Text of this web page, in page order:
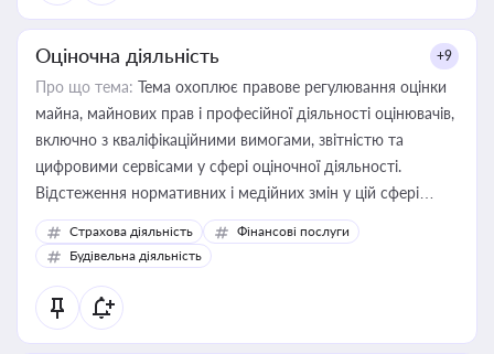
Оціночна діяльність +9
Про що тема: Тема охоплює правове регулювання оцінки
майна, майнових прав і професійної діяльності оцінювачів,
включно з кваліфікаційними вимогами, звітністю та
цифровими сервісами у сфері оціночної діяльності.
Відстеження нормативних і медійних змін у цій сфері
корисне для власника бізнесу, керівника, юриста або
бухгалтера під час оподаткування, приватизації, оренди
державного майна, корпоративних угод і перевірки
статусу суб'єктів оціночної діяльності
Страхова діяльність
Фінансові послуги
Будівельна діяльність